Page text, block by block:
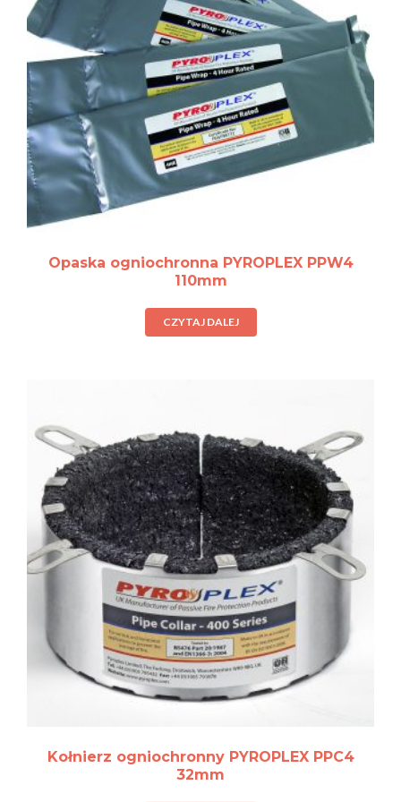
Opaska ogniochronna PYROPLEX PPW4
110mm
CZYTAJ DALEJ
Kołnierz ogniochronny PYROPLEX PPC4
32mm